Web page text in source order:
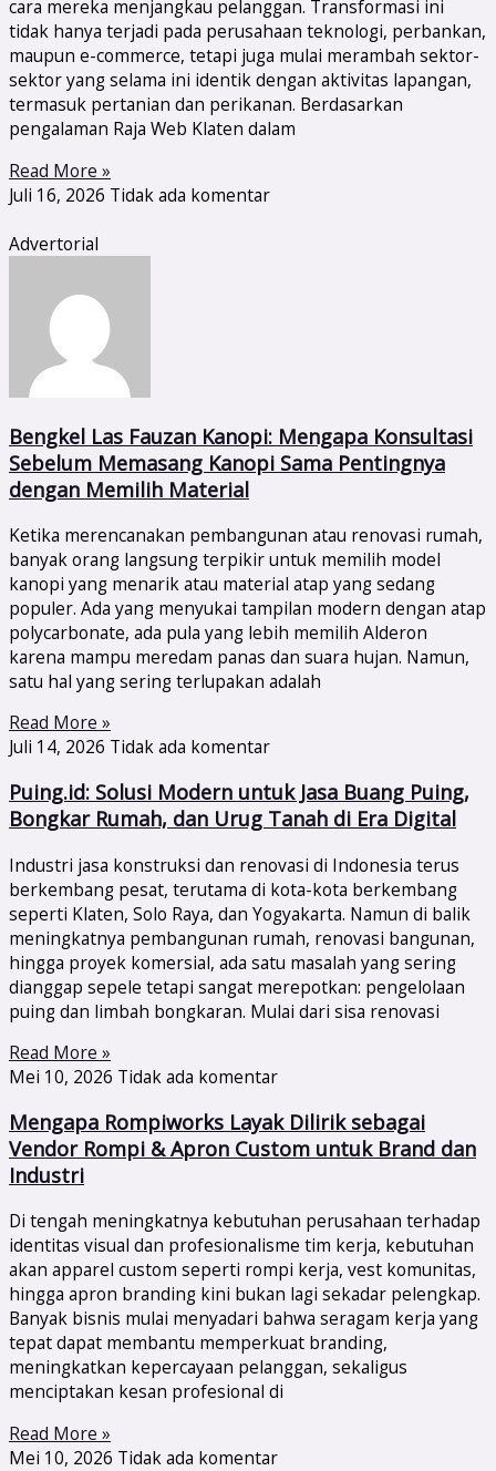
cara mereka menjangkau pelanggan. Transformasi ini
tidak hanya terjadi pada perusahaan teknologi, perbankan,
maupun e-commerce, tetapi juga mulai merambah sektor-
sektor yang selama ini identik dengan aktivitas lapangan,
termasuk pertanian dan perikanan. Berdasarkan
pengalaman Raja Web Klaten dalam
Read More »
Juli 16, 2026 Tidak ada komentar
Advertorial
Bengkel Las Fauzan Kanopi: Mengapa Konsultasi
Sebelum Memasang Kanopi Sama Pentingnya
dengan Memilih Material
Ketika merencanakan pembangunan atau renovasi rumah,
banyak orang langsung terpikir untuk memilih model
kanopi yang menarik atau material atap yang sedang
populer. Ada yang menyukai tampilan modern dengan atap
polycarbonate, ada pula yang lebih memilih Alderon
karena mampu meredam panas dan suara hujan. Namun,
satu hal yang sering terlupakan adalah
Read More »
Juli 14, 2026 Tidak ada komentar
Puing.id: Solusi Modern untuk Jasa Buang Puing,
Bongkar Rumah, dan Urug Tanah di Era Digital
Industri jasa konstruksi dan renovasi di Indonesia terus
berkembang pesat, terutama di kota-kota berkembang
seperti Klaten, Solo Raya, dan Yogyakarta. Namun di balik
meningkatnya pembangunan rumah, renovasi bangunan,
hingga proyek komersial, ada satu masalah yang sering
dianggap sepele tetapi sangat merepotkan: pengelolaan
puing dan limbah bongkaran. Mulai dari sisa renovasi
Read More »
Mei 10, 2026 Tidak ada komentar
Mengapa Rompiworks Layak Dilirik sebagai
Vendor Rompi & Apron Custom untuk Brand dan
Industri
Di tengah meningkatnya kebutuhan perusahaan terhadap
identitas visual dan profesionalisme tim kerja, kebutuhan
akan apparel custom seperti rompi kerja, vest komunitas,
hingga apron branding kini bukan lagi sekadar pelengkap.
Banyak bisnis mulai menyadari bahwa seragam kerja yang
tepat dapat membantu memperkuat branding,
meningkatkan kepercayaan pelanggan, sekaligus
menciptakan kesan profesional di
Read More »
Mei 10, 2026 Tidak ada komentar